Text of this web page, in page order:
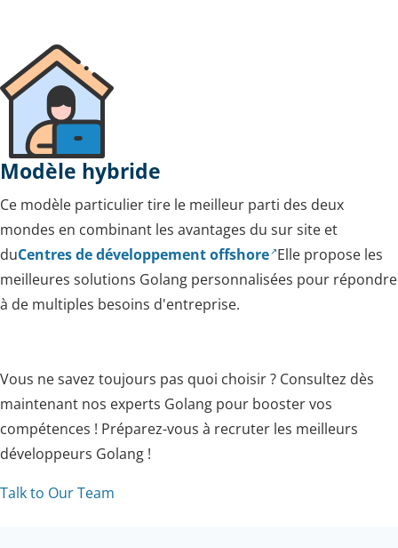
Modèle hybride
Ce modèle particulier tire le meilleur parti des deux
mondes en combinant les avantages du sur site et
duCentres de développement offshore Elle propose les
meilleures solutions Golang personnalisées pour répondre
à de multiples besoins d'entreprise.
Vous ne savez toujours pas quoi choisir ? Consultez dès
maintenant nos experts Golang pour booster vos
compétences ! Préparez-vous à recruter les meilleurs
développeurs Golang !
Talk to Our Team